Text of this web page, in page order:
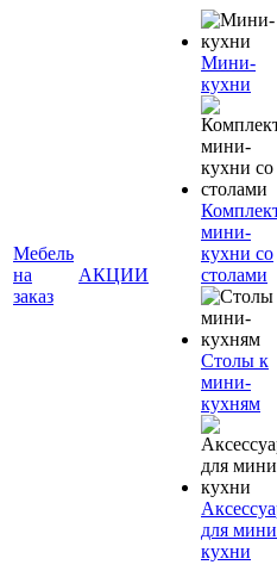
Мебель
на
заказ
АКЦИИ
Мини-
кухни
мини-
кухни со
столами
Столы к
мини-
кухням
для
кухни